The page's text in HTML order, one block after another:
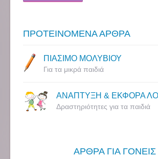
ΠΡΟΤΕΙΝΟΜΕΝΑ ΑΡΘΡΑ
ΠΙΑΣΙΜΟ ΜΟΛΥΒΙΟΥ
Για τα μικρά παιδιά
ΑΝΑΠΤΥΞΗ & ΕΚΦΟΡΑ
Δραστηριότητες για τα παιδιά
ΑΡΘΡΑ ΓΙΑ ΓΟΝΕΙΣ